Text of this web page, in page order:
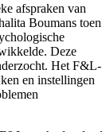
afspraken van
Boumans toen
Deze
Het F&L-
en instellingen